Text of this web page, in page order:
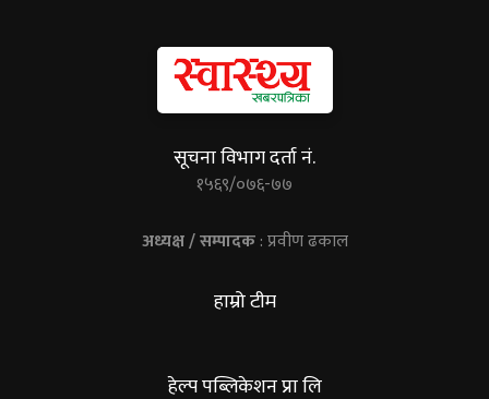
सूचना विभाग दर्ता नं.
१५६९/०७६-७७
अध्यक्ष / सम्पादक: प्रवीण ढकाल
हाम्रो टीम
हेल्प पब्लिकेशन प्रा लि